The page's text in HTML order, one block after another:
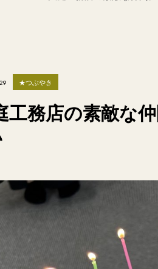
★つぶやき
工務店の素敵な